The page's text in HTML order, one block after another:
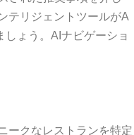
テリジェントツールがA
ょう。AIナビゲーショ
ークなレストランを特定